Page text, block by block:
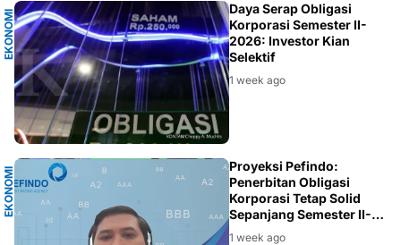
E
K
O
N
O
M
I
I
N
D
O
N
E
S
IA
Daya Serap Obligasi
Korporasi Semester II-
2026: Investor Kian
Selektif
1 week ago
E
K
O
N
O
M
I
I
N
D
O
N
E
S
IA
Proyeksi Pefindo:
Penerbitan Obligasi
Korporasi Tetap Solid
Sepanjang Semester II-
2026
1 week ago